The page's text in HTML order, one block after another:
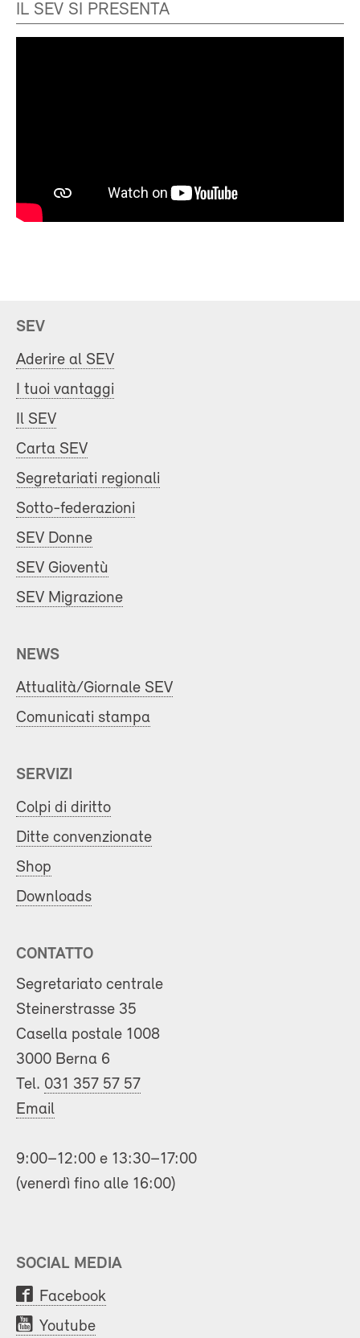
IL SEV SI PRESENTA
SEV
Aderire al SEV
I tuoi vantaggi
Il SEV
Carta SEV
Segretariati regionali
Sotto-federazioni
SEV Donne
SEV Gioventù
SEV Migrazione
NEWS
Attualità/Giornale SEV
Comunicati stampa
SERVIZI
Colpi di diritto
Ditte convenzionate
Shop
Downloads
CONTATTO
Segretariato centrale
Steinerstrasse 35
Casella postale 1008
3000 Berna 6
Tel. 031 357 57 57
Email
9:00–12:00 e 13:30–17:00
(venerdì fino alle 16:00)
SOCIAL MEDIA
Facebook
Youtube